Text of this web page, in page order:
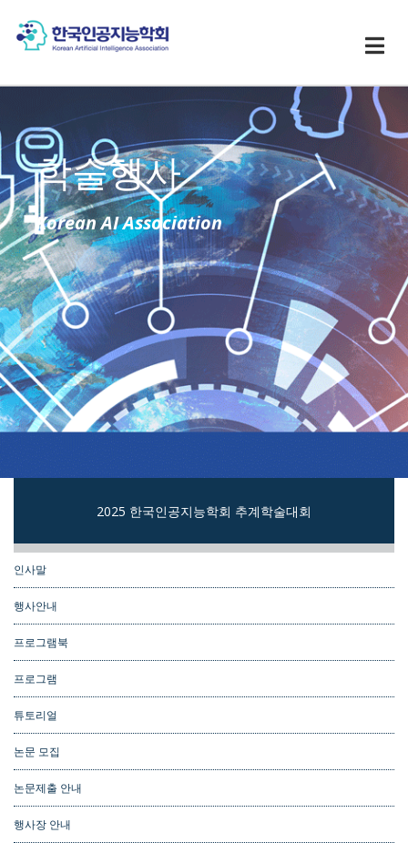
학술행사
Korean AI Association
2025 한국인공지능학회 추계학술대회
인사말
행사안내
프로그램북
프로그램
튜토리얼
논문 모집
논문제출 안내
행사장 안내